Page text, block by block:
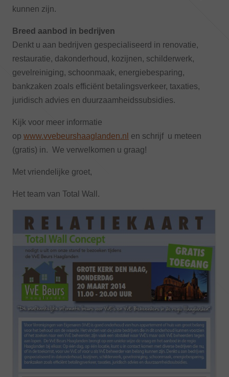
kunnen zijn.
Breed aanbod in bedrijven
Denkt u aan bedrijven gespecialiseerd in renovatie,
restauratie, dakonderhoud, kozijnen, schilderwerk,
gevelreiniging, schoonmaak, energiebesparing,
bankzaken zoals efficiënt betalingsverkeer, taxaties,
juridisch advies en duurzaamheidssubsidies.
Kijk voor meer informatie
op www.vvebeurshaaglanden.nl en schrijf u meteen
(gratis) in. We verwelkomen u graag!
Met vriendelijke groet,
Het team van Total Wall.